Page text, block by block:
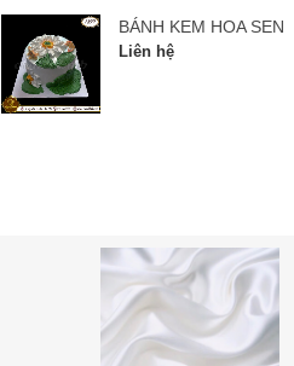
BÁNH KEM HOA SEN
Liên hệ